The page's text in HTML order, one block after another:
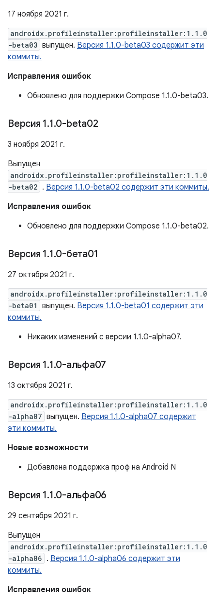
17 ноября 2021 г.
androidx.profileinstaller:profileinstaller:1.1.0
-beta03 выпущен. Версия 1.1.0-beta03 содержит эти
коммиты.
Исправления ошибок
Обновлено для поддержки Compose 1.1.0-beta03.
Версия 1.1.0-beta02
3 ноября 2021 г.
Выпущен
androidx.profileinstaller:profileinstaller:1.1.0
-beta02 . Версия 1.1.0-beta02 содержит эти коммиты.
Исправления ошибок
Обновлено для поддержки Compose 1.1.0-beta02.
Версия 1.1.0-бета01
27 октября 2021 г.
androidx.profileinstaller:profileinstaller:1.1.0
-beta01
выпущен. Версия 1.1.0-beta01 содержит эти
коммиты.
Никаких изменений с версии 1.1.0-alpha07.
Версия 1.1.0-альфа07
13 октября 2021 г.
androidx.profileinstaller:profileinstaller:1.1.0
-alpha07 выпущен. Версия 1.1.0-alpha07 содержит
эти коммиты.
Новые возможности
Добавлена ​​поддержка проф на Android N
Версия 1.1.0-альфа06
29 сентября 2021 г.
Выпущен
androidx.profileinstaller:profileinstaller:1.1.0
-alpha06 . Версия 1.1.0-alpha06 содержит эти
коммиты.
Исправления ошибок